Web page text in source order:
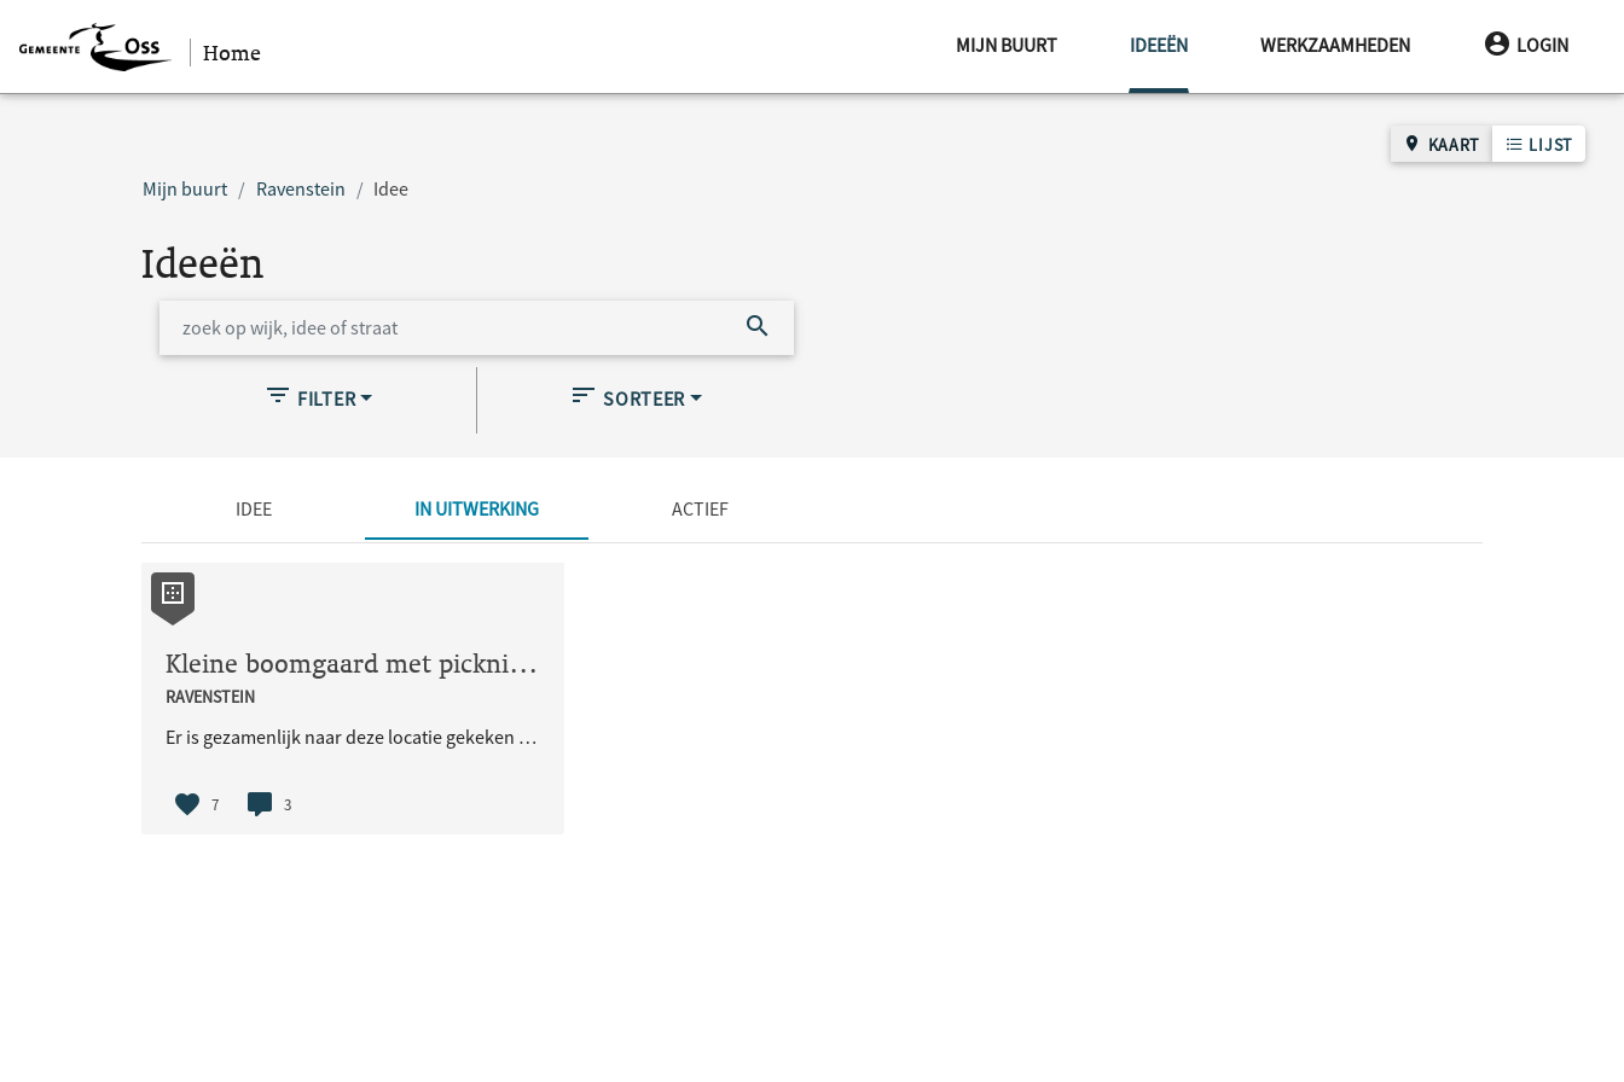
Sla navigatie over Home MIJN BUURT IDEEËNHUIDIGE PAGINAWERKZAAMHEDEN LOGIN
KAART LIJST
Mijn buurt Ravenstein Idee
Ideeën
FILTER SORTEER
IDEE IN UITWERKING ACTIEF
Kleine boomgaard met picknick tafels
RAVENSTEIN
Er is gezamenlijk naar deze locatie gekeken en er zijn voorstellen gedaan. De buurt zou dit verder uitwerken.
7 3